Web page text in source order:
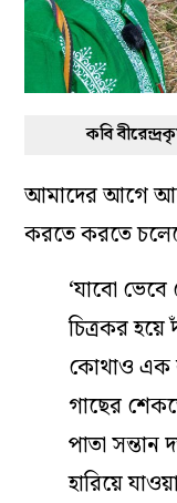
কবি
আমাদের আগে
করতে করতে
‘যাবো
চিত্রকর
কোথাও এক
গাছের
পাতা সন্তান
হারিয়ে